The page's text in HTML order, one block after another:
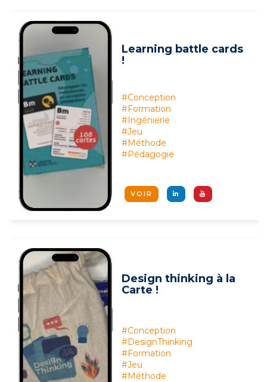
Learning battle cards
!
#Conception
#Formation
#Ingénierie
#Jeu
#Méthode
#Pédagogie
VOIR
Design thinking à la
Carte !
#Conception
#DesignThinking
#Formation
#Jeu
#Méthode